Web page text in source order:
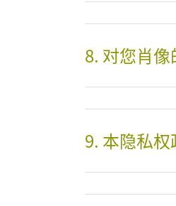
8. 对您肖像
9. 本隐私